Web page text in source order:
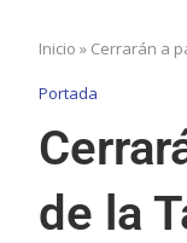
Inicio » Cerrarán a
Portada
de la